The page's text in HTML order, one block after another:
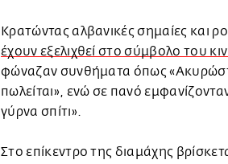
Κρατώντας αλβανικές σημαίες και
έχουν εξελιχθεί στο σύμβολο του
φώναζαν συνθήματα όπως
πωλείται», ενώ σε πανό
γύρνα σπίτι».
Στο επίκεντρο της διαμάχης